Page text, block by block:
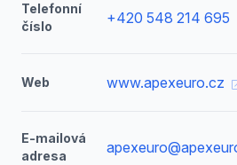
Telefonní
číslo
+420 548 214 695
Web www.apexeuro.cz
E-mailová
adresa